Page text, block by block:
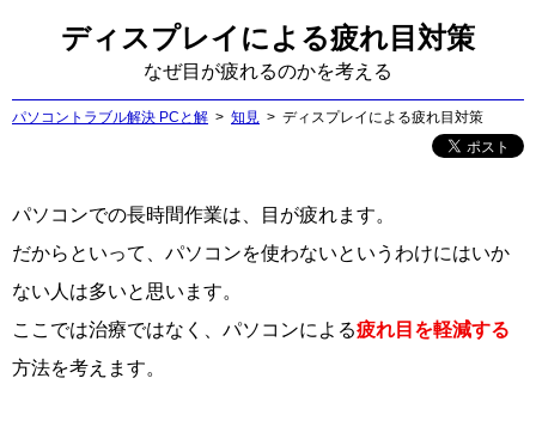
ディスプレイによる疲れ目対策
なぜ目が疲れるのかを考える
パソコントラブル解決 PCと解 知見 ディスプレイによる疲れ目対策
パソコンでの長時間作業は、目が疲れます。
だからといって、パソコンを使わないというわけにはいか
ない人は多いと思います。
ここでは治療ではなく、パソコンによる疲れ目を軽減する
方法を考えます。